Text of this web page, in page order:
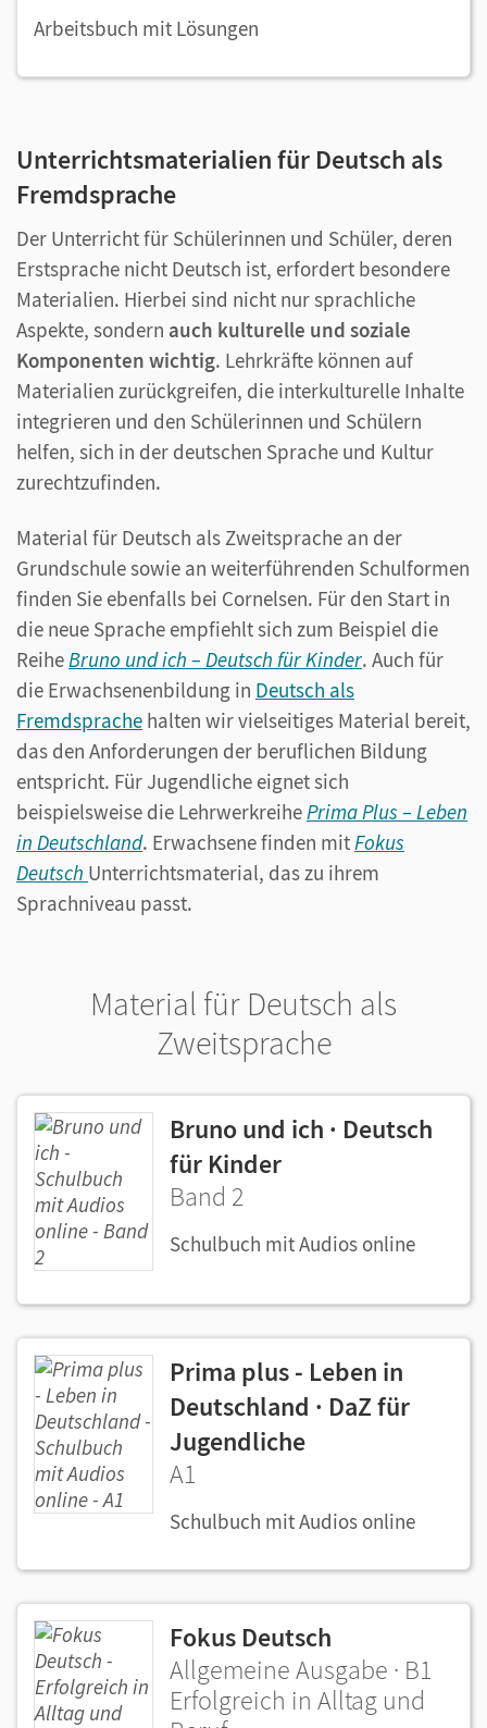
Arbeitsbuch mit Lösungen
Unterrichtsmaterialien für Deutsch als
Fremdsprache
Der Unterricht für Schülerinnen und Schüler, deren
Erstsprache nicht Deutsch ist, erfordert besondere
Materialien. Hierbei sind nicht nur sprachliche
Aspekte, sondern auch kulturelle und soziale
Komponenten wichtig. Lehrkräfte können auf
Materialien zurückgreifen, die interkulturelle Inhalte
integrieren und den Schülerinnen und Schülern
helfen, sich in der deutschen Sprache und Kultur
zurechtzufinden.
Material für Deutsch als Zweitsprache an der
Grundschule sowie an weiterführenden Schulformen
finden Sie ebenfalls bei Cornelsen. Für den Start in
die neue Sprache empfiehlt sich zum Beispiel die
ReiheBruno und ich – Deutsch für Kinder. Auch für
die Erwachsenenbildung in Deutsch als
Fremdsprache halten wir vielseitiges Material bereit,
das den Anforderungen der beruflichen Bildung
entspricht. Für Jugendliche eignet sich
beispielsweise die LehrwerkreihePrima Plus – Leben
in Deutschland. Erwachsene finden mitFokus
Deutsch Unterrichtsmaterial, das zu ihrem
Sprachniveau passt.
Material für Deutsch als
Zweitsprache
Bruno und ich · Deutsch
für Kinder
Band 2
Schulbuch mit Audios online
Prima plus - Leben in
Deutschland · DaZ für
Jugendliche
A1
Schulbuch mit Audios online
Fokus Deutsch
Allgemeine Ausgabe · B1
Erfolgreich in Alltag und